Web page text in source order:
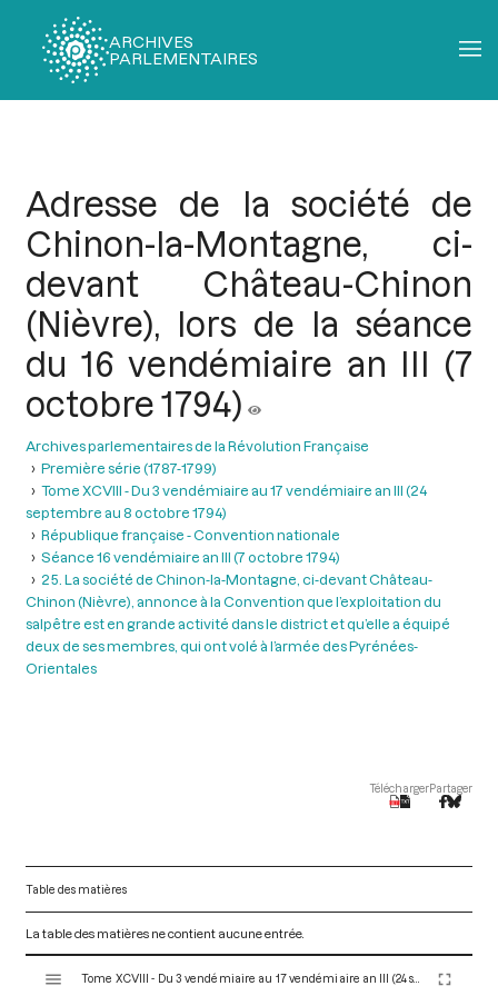
ARCHIVES
PARLEMENTAIRES
Adresse de la société de
Chinon-la-Montagne, ci-
devant Château-Chinon
(Nièvre), lors de la séance
du 16 vendémiaire an III (7
octobre 1794)
Archives parlementaires de la Révolution Française
Première série (1787-1799)
Tome XCVIII - Du 3 vendémiaire au 17 vendémiaire an III (24
septembre au 8 octobre 1794)
République française - Convention nationale
Séance 16 vendémiaire an III (7 octobre 1794)
25. La société de Chinon-la-Montagne, ci-devant Château-
Chinon (Nièvre), annonce à la Convention que l’exploitation du
salpêtre est en grande activité dans le district et qu’elle a équipé
deux de ses membres, qui ont volé à l’armée des Pyrénées-
Orientales
TéléchargerPartager
Table des matières
La table des matières ne contient aucune entrée.